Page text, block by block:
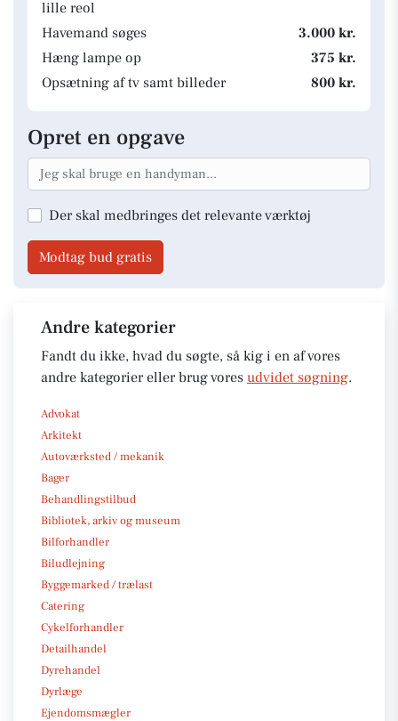
lille reol
Havemand søges
3.000 kr.
Hæng lampe op
375 kr.
Opsætning af tv samt billeder
800 kr.
Opret en opgave
Der skal medbringes det relevante værktøj
Modtag bud gratis
Andre kategorier
Fandt du ikke, hvad du søgte, så kig i en af vores
andre kategorier eller brug vores udvidet søgning.
Advokat
Arkitekt
Autoværksted / mekanik
Bager
Behandlingstilbud
Bibliotek, arkiv og museum
Bilforhandler
Biludlejning
Byggemarked / trælast
Catering
Cykelforhandler
Detailhandel
Dyrehandel
Dyrlæge
Ejendomsmægler